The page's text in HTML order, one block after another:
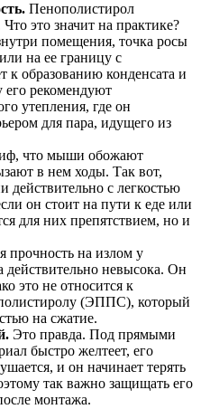
Пенополистирол
это значит на практике?
помещения, точка росы
на ее границу с
к образованию конденсата и
рекомендуют
утепления, где он
для пара, идущего из
что мыши обожают
в нем ходы. Так вот,
с легкостью
он стоит на пути к еде или
для них препятствием, но и
прочность на излом у
действительно невысока. Он
это не относится к
(ЭППС), который
на сжатие.
Это правда. Под прямыми
быстро желтеет, его
и он начинает терять
так важно защищать его
монтажа.